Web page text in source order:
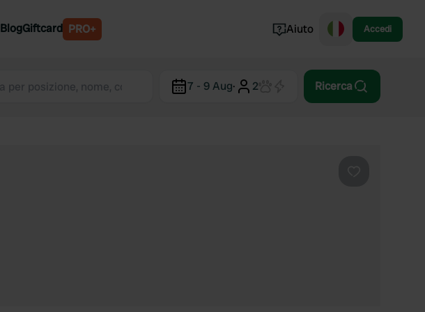
Slovenia
Portogallo
BlogGiftcard PRO+ Aiuto Accedi
7 - 9 Aug· 2 Ricerca